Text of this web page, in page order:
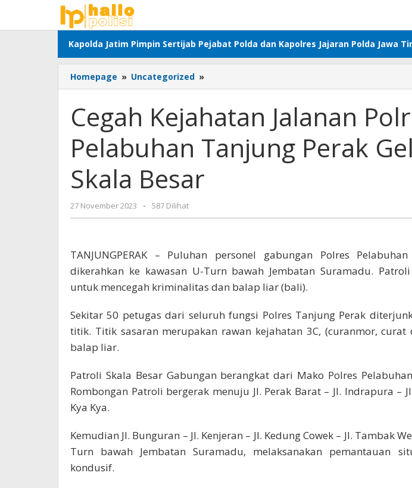
konten
Kapolda Jatim Pimpin Sertijab Pejabat Polda dan Kapolres Jajaran Polda Jawa
Homepage » Uncategorized »
Kejahatan
Polres
Pelabuhan
Tanjung
Perak
Cegah Kejahatan Jalanan
Pelabuhan Tanjung Perak
Skala Besar
27 November 2023
oleh
Adhis
- 587 Dilihat
TANJUNGPERAK – Puluhan personel gabungan Polres
dikerahkan ke kawasan U-Turn bawah Jembatan Suramadu.
untuk mencegah kriminalitas dan balap liar (bali).
Sekitar 50 petugas dari seluruh fungsi Polres Tanjung Perak
titik. Titik sasaran merupakan rawan kejahatan 3C, (curanmor, curat
balap liar.
Patroli Skala Besar Gabungan berangkat dari Mako Polres
Rombongan Patroli bergerak menuju Jl. Perak Barat – Jl. Indrapura –
Kya Kya.
Kemudian Jl. Bunguran – Jl. Kenjeran – Jl. Kedung Cowek – Jl. Tambak
Turn bawah Jembatan Suramadu, melaksanakan pemantauan
kondusif.